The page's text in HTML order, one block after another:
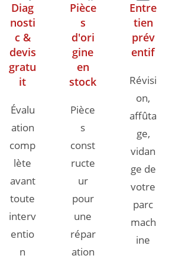
Diag
nosti
c &
devis
gratu
it
Évalu
ation
comp
lète
avant
toute
interv
entio
n
Pièce
s
d'ori
gine
en
stock
Pièce
s
const
ructe
ur
pour
une
répar
ation
Entre
tien
prév
entif
Révisi
on,
affûta
ge,
vidan
ge de
votre
parc
mach
ine